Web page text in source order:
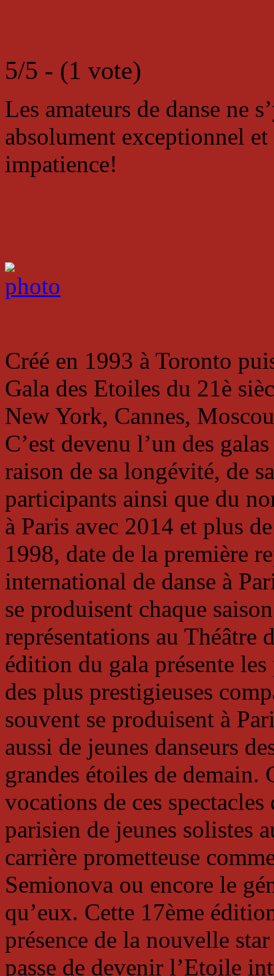
5/5 - (1 vote)
Les amateurs de danse ne
absolument exceptionnel
impatience!
Créé en 1993 à Toronto
Gala des Etoiles du 21è
New York, Cannes,
C’est devenu l’un des
raison de sa longévité, de
participants ainsi que du
à Paris avec 2014 et plus
1998, date de la première
international de danse à
se produisent chaque
représentations au Théâtre
édition du gala présente
des plus prestigieuses
souvent se produisent à
aussi de jeunes danseurs
grandes étoiles de demain.
vocations de ces
parisien de jeunes solistes
carrière prometteuse
Semionova ou encore le
qu’eux. Cette 17ème
présence de la nouvelle
passe de devenir l’Etoile